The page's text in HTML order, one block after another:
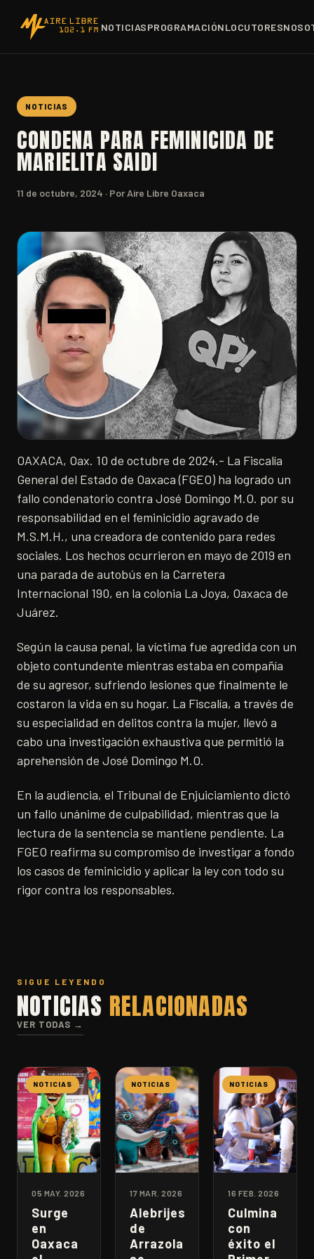
NOTICIASPROGRAMACIÓNLOCUTORES
NOTICIAS
CONDENA PARA FEMINICIDA DE
MARIELITA SAIDI
11 de octubre, 2024 · Por Aire Libre Oaxaca
OAXACA, Oax. 10 de octubre de 2024.- La Fiscalía
General del Estado de Oaxaca (FGEO) ha logrado un
fallo condenatorio contra José Domingo M.O. por su
responsabilidad en el feminicidio agravado de
M.S.M.H., una creadora de contenido para redes
sociales. Los hechos ocurrieron en mayo de 2019 en
una parada de autobús en la Carretera
Internacional 190, en la colonia La Joya, Oaxaca de
Juárez.
Según la causa penal, la víctima fue agredida con un
objeto contundente mientras estaba en compañía
de su agresor, sufriendo lesiones que finalmente le
costaron la vida en su hogar. La Fiscalía, a través de
su especialidad en delitos contra la mujer, llevó a
cabo una investigación exhaustiva que permitió la
aprehensión de José Domingo M.O.
En la audiencia, el Tribunal de Enjuiciamiento dictó
un fallo unánime de culpabilidad, mientras que la
lectura de la sentencia se mantiene pendiente. La
FGEO reafirma su compromiso de investigar a fondo
los casos de feminicidio y aplicar la ley con todo su
rigor contra los responsables.
SIGUE LEYENDO
NOTICIAS RELACIONADAS
VER TODAS →
NOTICIAS
05 MAY. 2026
Surge
en
Oaxaca
NOTICIAS
17 MAR. 2026
Alebrijes
de
Arrazola
NOTICIAS
16 FEB. 2026
Culmina
con
éxito el